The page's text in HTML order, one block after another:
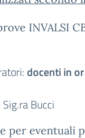
INVALSI
docenti in
Bucci
per eventuali